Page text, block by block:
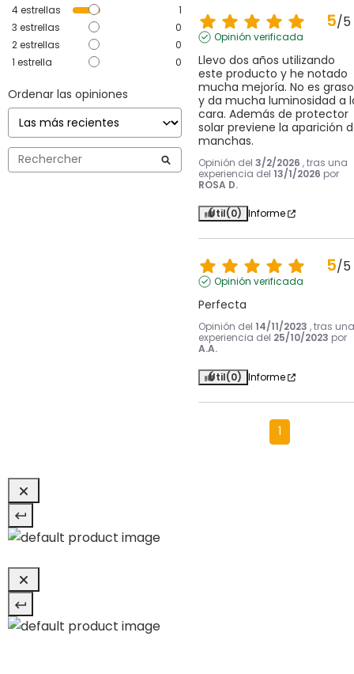
4estrellas
1
3 estrellas
0
2estrellas
0
1 estrella 0
Ordenar las opiniones
5/5
Opinión verificada
Llevo dos años utilizando
este producto y he notado
mucha mejoría. No es graso
y da mucha luminosidad a
cara. Además de protector
solar previene la aparición
manchas.
Opinión del 3/2/2026 , tras una
experiencia del 13/1/2026 por
ROSA D.
Útil(0) Informe
5/5
Opinión verificada
Perfecta
Opinión del 14/11/2023 , tras una
experiencia del 25/10/2023 por
A.A.
Útil(0) Informe
1